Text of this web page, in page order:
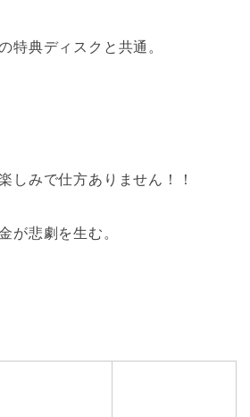
典ディスクと共通。
しみで仕方ありません！！
悲劇を生む。